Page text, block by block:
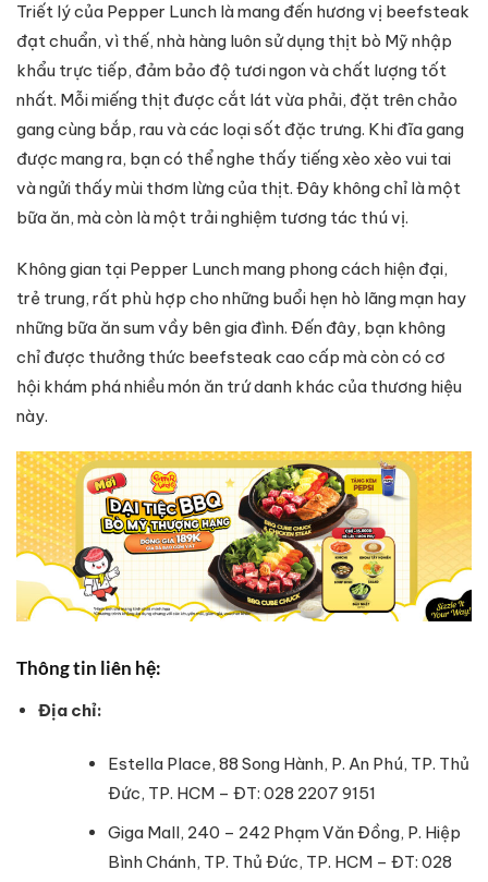
Triết lý của Pepper Lunch là mang đến hương vị beefsteak
đạt chuẩn, vì thế, nhà hàng luôn sử dụng thịt bò Mỹ nhập
khẩu trực tiếp, đảm bảo độ tươi ngon và chất lượng tốt
nhất. Mỗi miếng thịt được cắt lát vừa phải, đặt trên chảo
gang cùng bắp, rau và các loại sốt đặc trưng. Khi đĩa gang
được mang ra, bạn có thể nghe thấy tiếng xèo xèo vui tai
và ngửi thấy mùi thơm lừng của thịt. Đây không chỉ là một
bữa ăn, mà còn là một trải nghiệm tương tác thú vị.
Không gian tại Pepper Lunch mang phong cách hiện đại,
trẻ trung, rất phù hợp cho những buổi hẹn hò lãng mạn hay
những bữa ăn sum vầy bên gia đình. Đến đây, bạn không
chỉ được thưởng thức beefsteak cao cấp mà còn có cơ
hội khám phá nhiều món ăn trứ danh khác của thương hiệu
này.
Thông tin liên hệ:
Địa chỉ:
Estella Place, 88 Song Hành, P. An Phú, TP. Thủ
Đức, TP. HCM – ĐT: 028 2207 9151
Giga Mall, 240 – 242 Phạm Văn Đồng, P. Hiệp
Bình Chánh, TP. Thủ Đức, TP. HCM – ĐT: 028